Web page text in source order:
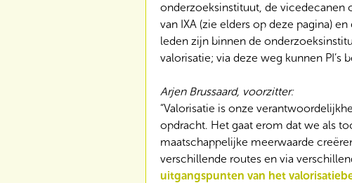
onderzoeksinstituut, de vicedecanen
van IXA (zie elders op deze pagina)
leden zijn binnen de
valorisatie; via deze weg kunnen PI’s
Arjen Brussaard, voorzitter:
“Valorisatie is onze
opdracht. Het gaat erom dat we als
maatschappelijke meerwaarde
verschillende routes en via
uitgangspunten van het